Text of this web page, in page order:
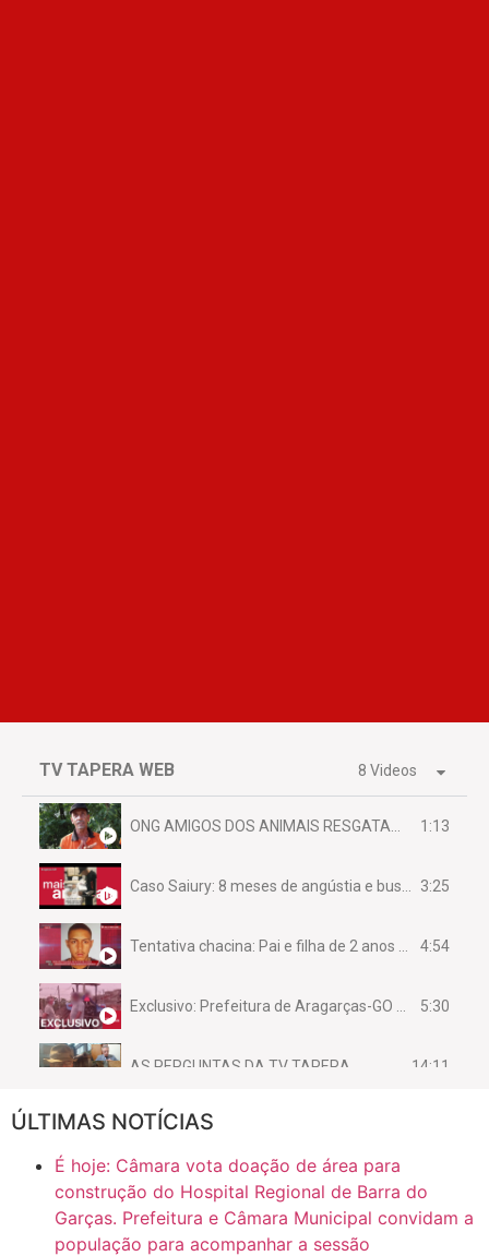
TV TAPERA WEB 8 Videos
ONG AMIGOS DOS ANIMAIS RESGATAM EMA FERIDA NA BR 070 1:13
Caso Saiury: 8 meses de angústia e busca por justiça 3:25
Tentativa chacina: Pai e filha de 2 anos assassinados em casa enquanto dormiam 4:54
Exclusivo: Prefeitura de Aragarças-GO sob suspeita de desviar maquinário público para uso privado. 5:30
AS PERGUNTAS DA TV TAPERA 14:11
CASO SAIURY - SEM CORTES
Mini Ginásio de Aragarças- Só a bo$ta 6:31
ÚLTIMAS NOTÍCIAS
É hoje: Câmara vota doação de área para
construção do Hospital Regional de Barra do
Garças. Prefeitura e Câmara Municipal convidam a
população para acompanhar a sessão